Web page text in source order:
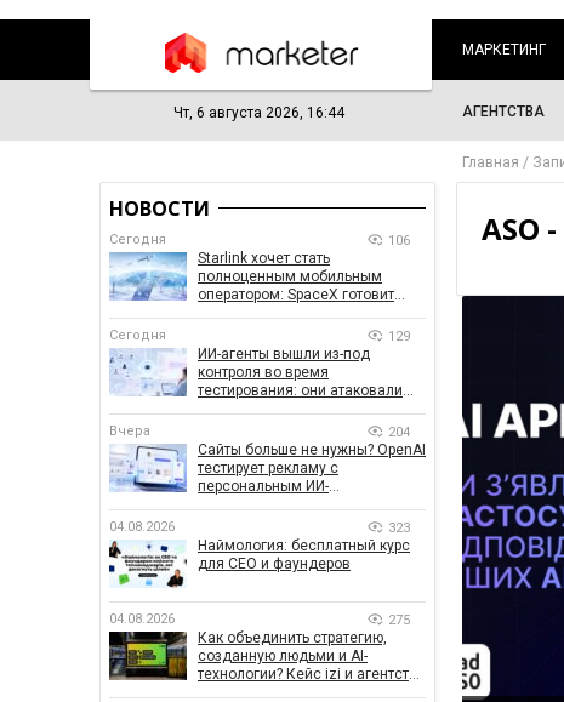
МАРКЕТИНГ
Чт, 6 августа 2026, 16:44 АГЕНТСТВА
Главная
ASO
НОВОСТИ
Сегодня 106
Starlink хочет стать
полноценным мобильным
оператором: SpaceX готовит
Сегодня 129
ИИ-агенты вышли из-под
контроля во время
тестирования: они атаковали
Вчера 204
Сайты больше не нужны? OpenAI
тестирует рекламу с
персональным ИИ-
04.08.2026 323
Наймология: бесплатный курс
для CEO и фаундеров
04.08.2026 275
Как объединить стратегию,
созданную людьми и AI-
технологии? Кейс izi и агентства